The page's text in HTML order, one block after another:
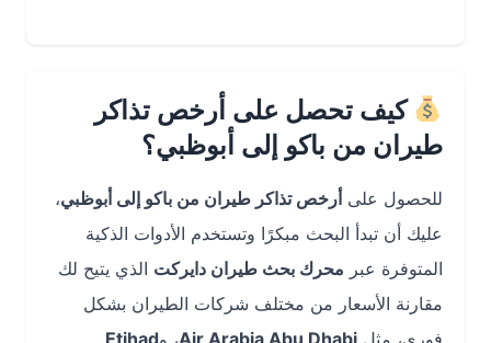
كيف تحصل على أرخص تذاكر
طيران من باكو إلى أبوظبي؟
للحصول علىأرخص تذاكر طيران من باكو إلى أبوظبي،
عليك أن تبدأ البحث مبكرًا وتستخدم الأدوات الذكية
المتوفرة عبرمحرك بحث طيران دايركتالذي يتيح لك
مقارنة الأسعار من مختلف شركات الطيران بشكل
فوري، مثلAir Arabia Abu Dhabi، وEtihad